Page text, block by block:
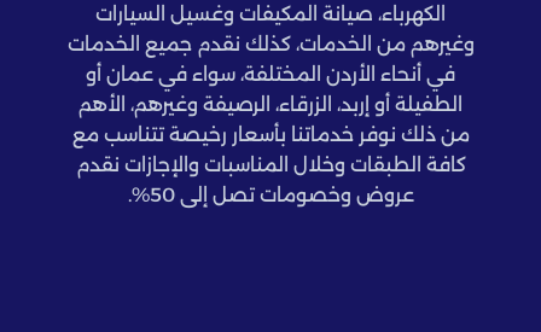
الكهرباء، صيانة المكيفات وغسيل السيارات
وغيرهم من الخدمات، كذلك نقدم جميع الخدمات
في أنحاء الأردن المختلفة، سواء في عمان أو
الطفيلة أو إربد، الزرقاء، الرصيفة وغيرهم، الأهم
من ذلك نوفر خدماتنا بأسعار رخيصة تتناسب مع
كافة الطبقات وخلال المناسبات والإجازات نقدم
عروض وخصومات تصل إلى 50%.